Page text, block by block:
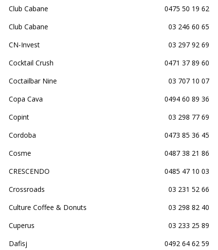
Club Cabane
0475 50 19 62
Club Cabane
03 246 60 65
CN-Invest
03 297 92 69
Cocktail Crush
0471 37 89 60
Coctailbar Nine
03 707 10 07
Copa Cava
0494 60 89 36
Copint
03 298 77 69
Cordoba
0473 85 36 45
Cosme
0487 38 21 86
CRESCENDO
0485 47 10 03
Crossroads
03 231 52 66
Culture Coffee & Donuts
03 298 82 40
Cuperus
03 233 25 89
Dafisj
0492 64 62 59